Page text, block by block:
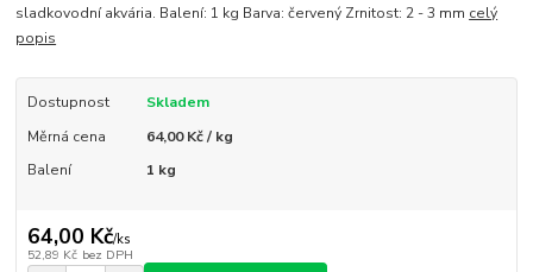
sladkovodní akvária. Balení: 1 kg Barva: červený Zrnitost: 2 - 3 mm celý
popis
Dostupnost
Skladem
Měrná cena
64,00 Kč / kg
Balení
1 kg
64,00 Kč/ks
52,89 Kč bez DPH